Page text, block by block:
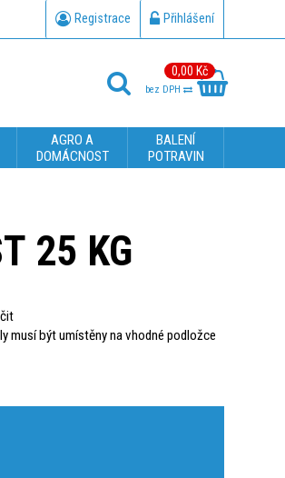
Registrace Přihlášení
0,00 Kč
bez DPH
AGRO A
DOMÁCNOST
BALENÍ
POTRAVIN
25 KG
musí být umístěny na vhodné podložce